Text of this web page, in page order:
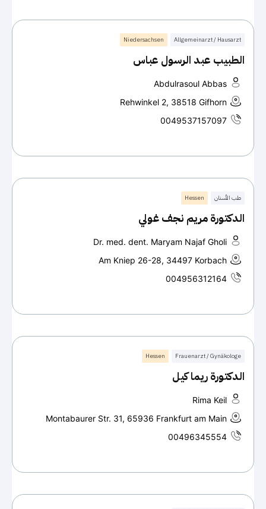
Allgemeinarzt / Hausarzt
Niedersachsen
الطبيب عبد الرسول عباس
Abdulrasoul Abbas
Rehwinkel 2, 38518 Gifhorn
0049537157097
طب الأسنان Hessen
الدكتورة مريم نجف غولي
Dr. med. dent. Maryam Najaf Gholi
Am Kniep 26-28, 34497 Korbach
004956312164
Frauenarzt / Gynäkologe
Hessen
الدكتورة ريما كيل
Rima Keil
Montabaurer Str. 31, 65936 Frankfurt am Main
00496345554